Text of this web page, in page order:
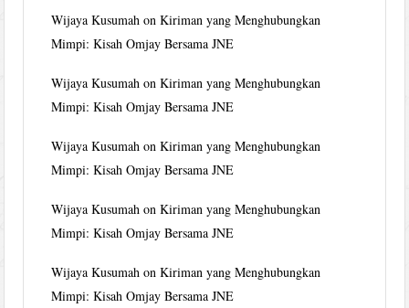
Wijaya Kusumah onKiriman yang Menghubungkan
Mimpi: Kisah Omjay Bersama JNE
Wijaya Kusumah onKiriman yang Menghubungkan
Mimpi: Kisah Omjay Bersama JNE
Wijaya Kusumah onKiriman yang Menghubungkan
Mimpi: Kisah Omjay Bersama JNE
Wijaya Kusumah onKiriman yang Menghubungkan
Mimpi: Kisah Omjay Bersama JNE
Wijaya Kusumah onKiriman yang Menghubungkan
Mimpi: Kisah Omjay Bersama JNE